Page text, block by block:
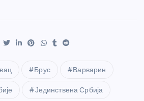
Брус Варварин
Јединствена Србија